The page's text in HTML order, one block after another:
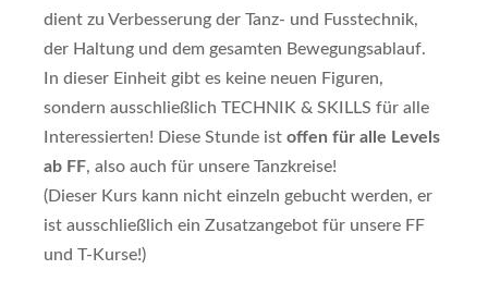
dient zu Verbesserung der Tanz- und Fusstechnik,
der Haltung und dem gesamten Bewegungsablauf.
In dieser Einheit gibt es keine neuen Figuren,
sondern ausschließlich TECHNIK & SKILLS für alle
Interessierten! Diese Stunde ist offen für alle Levels
ab FF, also auch für unsere Tanzkreise!
(Dieser Kurs kann nicht einzeln gebucht werden, er
ist ausschließlich ein Zusatzangebot für unsere FF
und T-Kurse!)